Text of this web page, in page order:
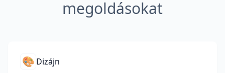
megoldásokat
🎨 Dizájn